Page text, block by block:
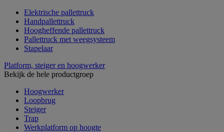
Elektrische pallettruck
Handpallettruck
Hoogheffende pallettruck
Pallettruck met weegsysteem
Stapelaar
Platform, steiger en hoogwerker
Bekijk de hele productgroep
Hoogwerker
Loopbrug
Steiger
Trap
Werkplatform op hoogte